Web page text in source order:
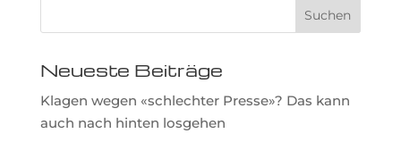
Neueste Beiträge
Klagen wegen «schlechter Presse»? Das kann
auch nach hinten losgehen